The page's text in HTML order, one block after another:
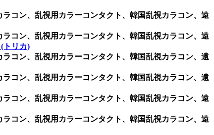
コン、乱視用カラーコンタクト、韓国乱視カラコン、遠
コン、乱視用カラーコンタクト、韓国乱視カラコン、遠
トリカ)
コン、乱視用カラーコンタクト、韓国乱視カラコン、遠
コン、乱視用カラーコンタクト、韓国乱視カラコン、遠
コン、乱視用カラーコンタクト、韓国乱視カラコン、遠
コン、乱視用カラーコンタクト、韓国乱視カラコン、遠